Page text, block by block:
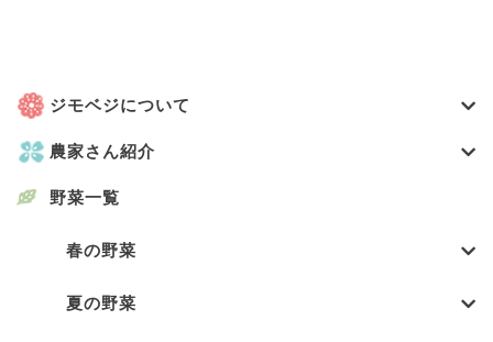
ジモベジについて
農家さん紹介
野菜一覧
春の野菜
夏の野菜